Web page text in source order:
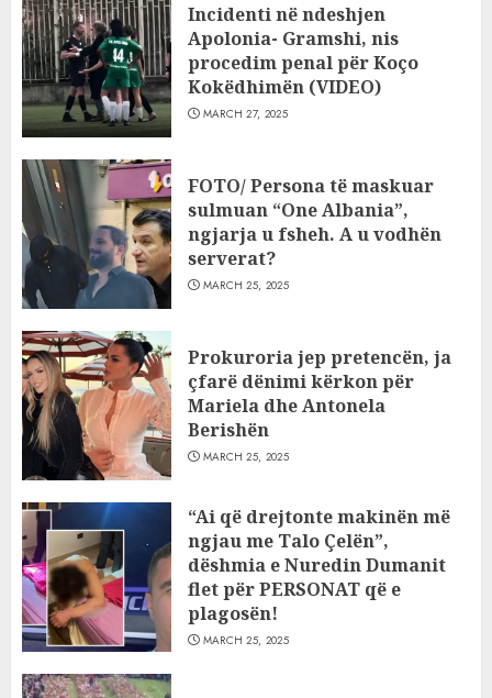
Incidenti në ndeshjen
Apolonia- Gramshi, nis
procedim penal për Koço
Kokëdhimën (VIDEO)
MARCH 27, 2025
FOTO/ Persona të maskuar
sulmuan “One Albania”,
ngjarja u fsheh. A u vodhën
serverat?
MARCH 25, 2025
Prokuroria jep pretencën, ja
çfarë dënimi kërkon për
Mariela dhe Antonela
Berishën
MARCH 25, 2025
“Ai që drejtonte makinën më
ngjau me Talo Çelën”,
dëshmia e Nuredin Dumanit
flet për PERSONAT që e
plagosën!
MARCH 25, 2025